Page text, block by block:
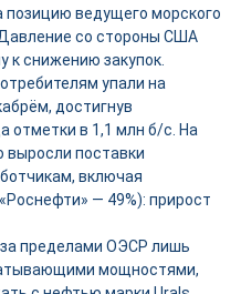
позицию ведущего морского
со стороны США
к снижению закупок.
упали на
достигнув
отметки в 1,1 млн б/с. На
поставки
включая
— 49%): прирост
пределами ОЭСР лишь
мощностями,